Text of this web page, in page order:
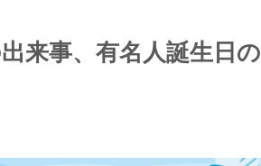
来事、有名人誕生日の